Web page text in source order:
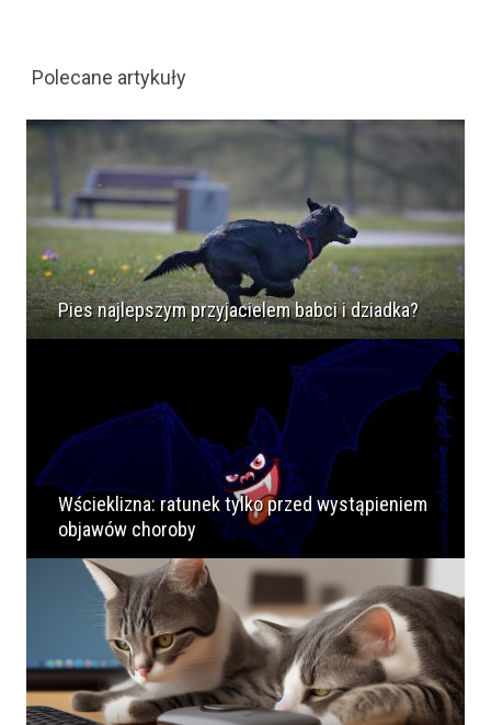
Polecane artykuły
Pies najlepszym przyjacielem babci i dziadka?
Wścieklizna: ratunek tylko przed wystąpieniem
objawów choroby